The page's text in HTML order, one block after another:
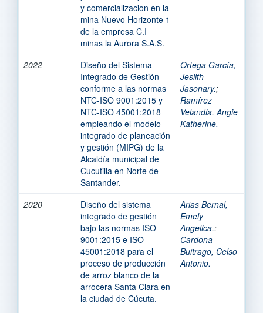
y comercializacion en la
mina Nuevo Horizonte 1
de la empresa C.I
minas la Aurora S.A.S.
2022
Diseño del Sistema
Integrado de Gestión
conforme a las normas
NTC-ISO 9001:2015 y
NTC-ISO 45001:2018
empleando el modelo
integrado de planeación
y gestión (MIPG) de la
Alcaldía municipal de
Cucutilla en Norte de
Santander.
Ortega García,
Jeslith
Jasonary.;
Ramírez
Velandia, Angie
Katherine.
2020
Diseño del sistema
integrado de gestión
bajo las normas ISO
9001:2015 e ISO
45001:2018 para el
proceso de producción
de arroz blanco de la
arrocera Santa Clara en
la ciudad de Cúcuta.
Arias Bernal,
Emely
Angelica.;
Cardona
Buitrago, Celso
Antonio.